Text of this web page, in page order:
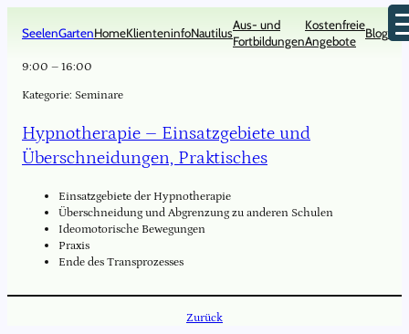
Inhalt
SeelenGartenHomeKlienteninfoNautilus
Aus- und
Fortbildungen
Kostenfreie
Angebote
Blog
9:00 –16:00
Kategorie: Seminare
Hypnotherapie – Einsatzgebiete und
Überschneidungen, Praktisches
Einsatzgebiete der Hypnotherapie
Überschneidung und Abgrenzung zu anderen Schulen
Ideomotorische Bewegungen
Praxis
Ende des Transprozesses
Zurück